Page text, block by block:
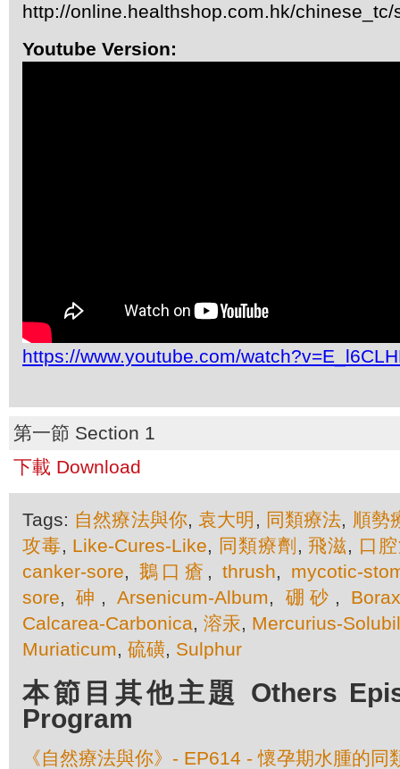
http://online.healthshop.com.hk/
Youtube Version:
https://www.youtube.com/
第一節 Section 1
下載 Download
Tags: 自然療法與你,袁大明 , 同類療法, 順勢
攻毒, Like-Cures-Like, 同類療劑 , 飛滋, 口
canker-sore, 鵝口瘡 ,thrush, mycotic-
sore,砷 ,Arsenicum-Album, 硼砂 ,
Calcarea-Carbonica,溶汞, Mercurius-
Muriaticum, 硫磺, Sulphur
本節目其他主題 Others
Program
《自然療法與你》- EP614 - 懷孕期水腫的同